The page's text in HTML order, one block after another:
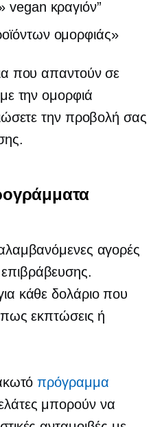
vegan κραγιόν”
ομορφιάς»
που απαντούν σε
την ομορφιά
την προβολή σας
αγορές
κάθε δολάριο που
εκπτώσεις ή
πρόγραμμα
μπορούν να